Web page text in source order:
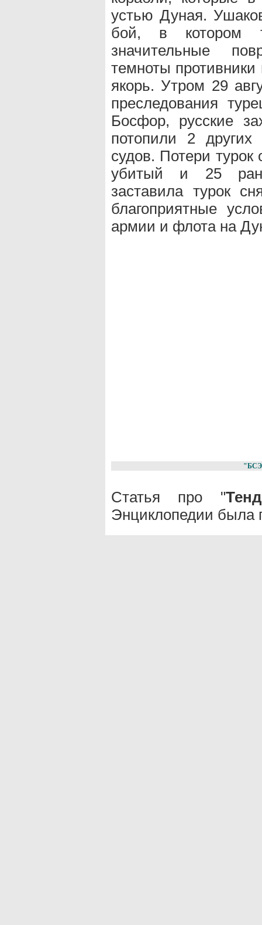
устью Дуная.
бой, в котором
значительные
темноты противники
якорь. Утром 29
преследования
Босфор, русские
потопили 2 других
судов. Потери
убитый и 25
заставила турок
благоприятные
армии и флота на
Статья про "
Энциклопедии была